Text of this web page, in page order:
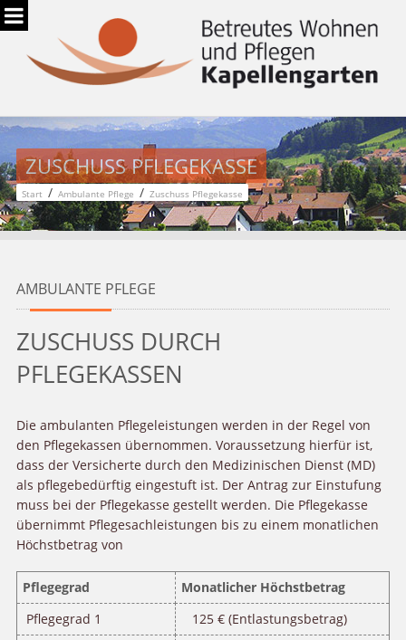
ZUSCHUSS PFLEGEKASSE
Start / Ambulante Pflege / Zuschuss Pflegekasse
AMBULANTE PFLEGE
ZUSCHUSS DURCH
PFLEGEKASSEN
Die ambulanten Pflegeleistungen werden in der Regel von
den Pflegekassen übernommen. Voraussetzung hierfür ist,
dass der Versicherte durch den Medizinischen Dienst (MD)
als pflegebedürftig eingestuft ist. Der Antrag zur Einstufung
muss bei der Pflegekasse gestellt werden. Die Pflegekasse
übernimmt Pflegesachleistungen bis zu einem monatlichen
Höchstbetrag von
Pflegegrad
Monatlicher Höchstbetrag
Pflegegrad 1
125 € (Entlastungsbetrag)